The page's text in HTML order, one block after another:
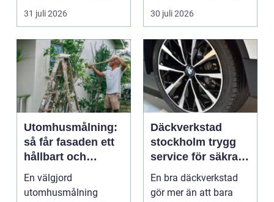
m...
31 juli 2026
uppstår ofta...
30 juli 2026
Utomhusmålning:
så får fasaden ett
hållbart och
vackert resultat
En välgjord
utomhusmålning
Däckverkstad
stockholm trygg
service för säkra
mil året runt
En bra däckverkstad
gör mer än att bara